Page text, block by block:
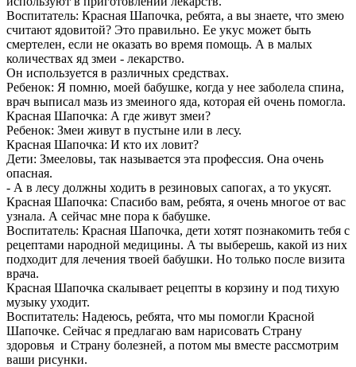
Воспитатель: Красная Шапочка, ребята, а вы знаете, что змею
считают ядовитой? Это правильно. Ее укус может быть
смертелен, если не оказать во время помощь. А в малых
количествах яд змеи - лекарство.
Он используется в различных средствах.
Ребенок: Я помню, моей бабушке, когда у нее заболела спина,
врач выписал мазь из змеиного яда, которая ей очень помогла.
Красная Шапочка: А где живут змеи?
Ребенок: Змеи живут в пустыне или в лесу.
Красная Шапочка: И кто их ловит?
Дети: Змееловы, так называется эта профессия. Она очень
опасная.
- А в лесу должны ходить в резиновых сапогах, а то укусят.
Красная Шапочка: Спасибо вам, ребята, я очень многое от вас
узнала. А сейчас мне пора к бабушке.
Воспитатель: Красная Шапочка, дети хотят познакомить тебя с
рецептами народной медицины. А ты выберешь, какой из них
подходит для лечения твоей бабушки. Но только после визита
врача.
Красная Шапочка скалывает рецепты в корзину и под тихую
музыку уходит.
Воспитатель: Надеюсь, ребята, что мы помогли Красной
Шапочке. Сейчас я предлагаю вам нарисовать Страну
здоровья и Страну болезней, а потом мы вместе рассмотрим
ваши рисунки.